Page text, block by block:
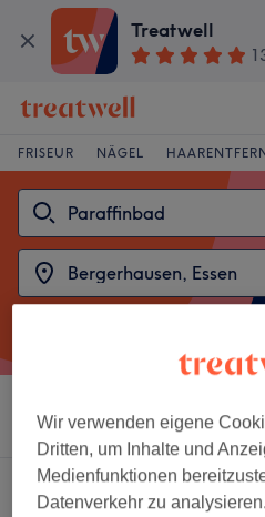
Treatwell
FRISEUR NÄGEL
Sortieren nach Beliebiger
2 Salons die anbieten:
paraffinbad in der Nähe von
Wir verwenden eigene
Dritten, um Inhalte und
Medienfunktionen
Datenverkehr zu